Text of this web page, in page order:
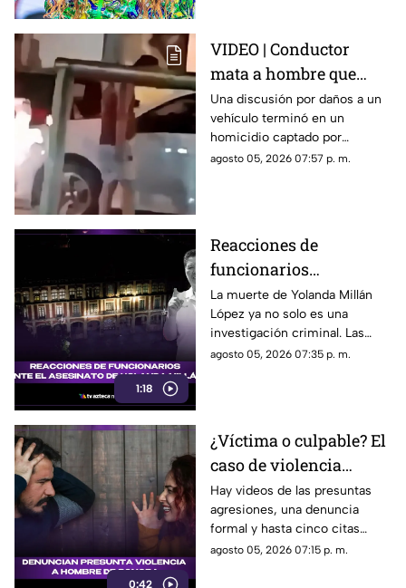
VIDEO | Conductor
mata a hombre que
rompió su espejo
retrovisor
Una discusión por daños a un
vehículo terminó en un
homicidio captado por
testigos.
agosto 05, 2026 07:57 p. m.
1:18
Reacciones de
funcionarios
Morelenses ante el
asesinato de Yolanda
Millán, ayudante
municipal de
La muerte de Yolanda Millán
López ya no solo es una
investigación criminal. Las
reacciones continúan
fuertes. ¿Qué dijeron las
autoridades y qué sigue en el
caso?
agosto 05, 2026 07:35 p. m.
0:42
¿Víctima o culpable? El
caso de violencia
contra los hombres en
Sonora que está
generando
conversación en redes
Hay videos de las presuntas
agresiones, una denuncia
formal y hasta cinco citas
psicológicas canceladas; aun
agosto 05, 2026 07:15 p. m.